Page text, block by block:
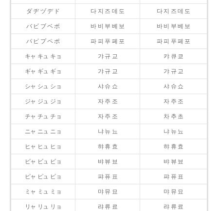
ダ ヂ ヅ デ ド 다 지 즈 데 도 다 지 즈 데 도
バ ビ ブ ベ ボ 바 비 부 베 보 바 비 부 베 보
パ ピ プ ペ ポ 파 피 푸 페 포 파 피 푸 페 포
キャ キュ キョ 갸 규 교 캬 큐 쿄
ギャ ギュ ギョ 갸 규 교 갸 규 교
シャ シュ ショ 샤 슈 쇼 샤 슈 쇼
ジャ ジュ ジョ 자 주 조 자 주 조
チャ チュ チョ 자 주 조 차 추 초
ニャ ニュ ニョ 냐 뉴 뇨 냐 뉴 뇨
ヒャ ヒュ ヒョ 햐 휴 효 햐 휴 효
ビャ ビュ ビョ 뱌 뷰 뵤 뱌 뷰 뵤
ピャ ピュ ピョ 퍄 퓨 표 퍄 퓨 표
ミャ ミュ ミョ 먀 뮤 묘 먀 뮤 묘
リャ リュ リョ 랴 류 료 랴 류 료